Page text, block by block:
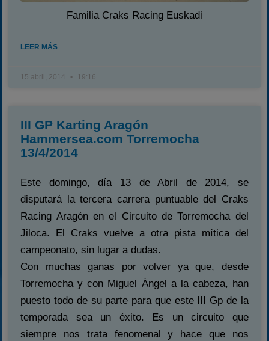
Familia Craks Racing Euskadi
LEER MÁS
15 abril, 2014 19:16
III GP Karting Aragón
Hammersea.com Torremocha
13/4/2014
Este domingo, día 13 de Abril de 2014, se
disputará la tercera carrera puntuable del Craks
Racing Aragón en el Circuito de Torremocha del
Jiloca. El Craks vuelve a otra pista mítica del
campeonato, sin lugar a dudas.
Con muchas ganas por volver ya que, desde
Torremocha y con Miguel Ángel a la cabeza, han
puesto todo de su parte para que este III Gp de la
temporada sea un éxito. Es un circuito que
siempre nos trata fenomenal y hace que nos